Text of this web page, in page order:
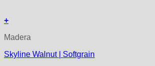
+
Madera
Skyline Walnut | Softgrain